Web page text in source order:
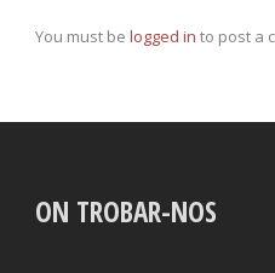
You must be logged in to post a
ON TROBAR-NOS